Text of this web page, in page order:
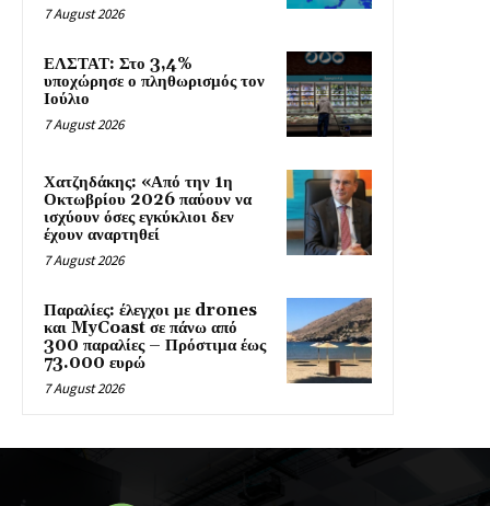
7 August 2026
ΕΛΣΤΑΤ: Στο 3,4%
υποχώρησε ο πληθωρισμός τον
Ιούλιο
7 August 2026
Χατζηδάκης: «Από την 1η
Οκτωβρίου 2026 παύουν να
ισχύουν όσες εγκύκλιοι δεν
έχουν αναρτηθεί
7 August 2026
Παραλίες: έλεγχοι με drones
και MyCoast σε πάνω από
300 παραλίες – Πρόστιμα έως
73.000 ευρώ
7 August 2026